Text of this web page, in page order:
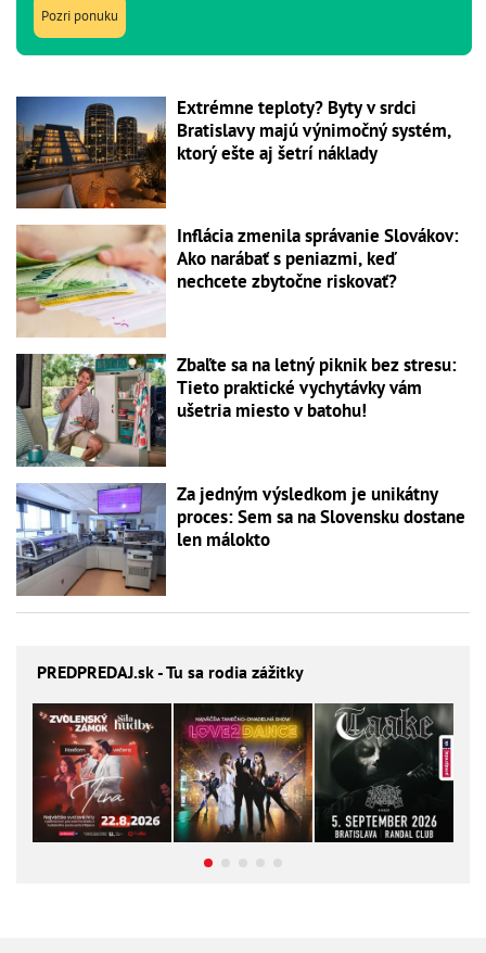
Pozri ponuku
Extrémne teploty? Byty v srdci
Bratislavy majú výnimočný systém,
ktorý ešte aj šetrí náklady
Inflácia zmenila správanie Slovákov:
Ako narábať s peniazmi, keď
nechcete zbytočne riskovať?
Zbaľte sa na letný piknik bez stresu:
Tieto praktické vychytávky vám
ušetria miesto v batohu!
Za jedným výsledkom je unikátny
proces: Sem sa na Slovensku dostane
len málokto
PREDPREDAJ.sk - Tu sa rodia zážitky